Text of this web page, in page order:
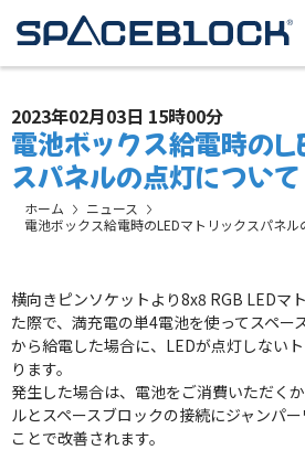
2023年02月03日 15時00分
電池ボックス給電時の
スパネルの点灯について
ホーム
ニュース
電池ボックス給電時のLEDマトリックスパネル
横向きピンソケットより8x8 RGB LEDマ
た際で、満充電の単4電池を使ってスペー
から給電した場合に、LEDが点灯しない
ります。
発生した場合は、電池をご消費いただく
ルとスペースブロックの接続にジャンパ
ことで改善されます。